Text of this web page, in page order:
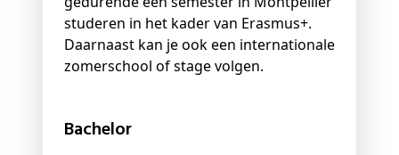
studeren in het kader van Erasmus+.
Daarnaast kan je ook een internationale
zomerschool of stage volgen.
Bachelor